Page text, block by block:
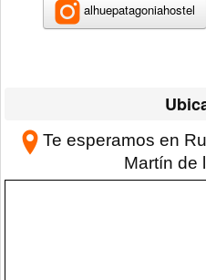
alhuepatagoniahostel
Te esperamos en
Martín de